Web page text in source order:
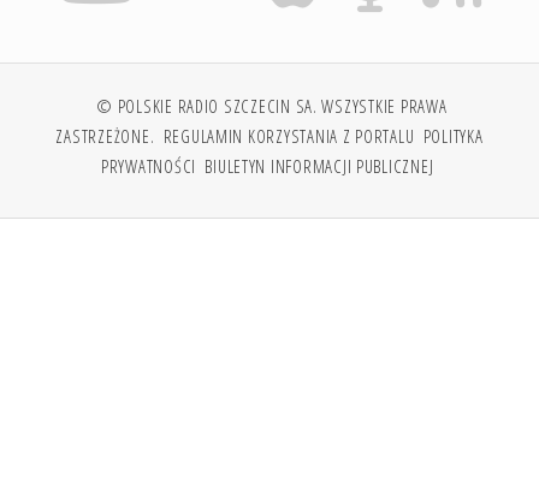
© POLSKIE RADIO SZCZECIN SA. WSZYSTKIE PRAWA
ZASTRZEŻONE. REGULAMIN KORZYSTANIA Z PORTALU POLITYKA
PRYWATNOŚCI BIULETYN INFORMACJI PUBLICZNEJ